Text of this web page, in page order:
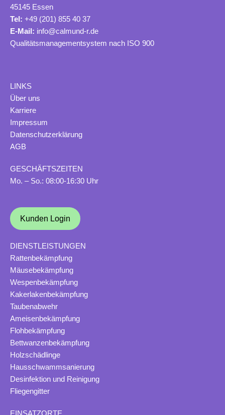
45145 Essen
Tel: +49 (201) 855 40 37
E-Mail: info@calmund-r.de
Qualitätsmanagementsystem nach ISO 900
LINKS
Über uns
Karriere
Impressum
Datenschutzerklärung
AGB
GESCHÄFTSZEITEN
Mo. – So.: 08:00-16:30 Uhr
Kunden Login
DIENSTLEISTUNGEN
Rattenbekämpfung
Mäusebekämpfung
Wespenbekämpfung
Kakerlakenbekämpfung
Taubenabwehr
Ameisenbekämpfung
Flohbekämpfung
Bettwanzenbekämpfung
Holzschädlinge
Hausschwammsanierung
Desinfektion und Reinigung
Fliegengitter